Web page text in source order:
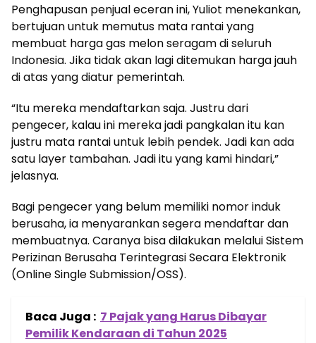
Penghapusan penjual eceran ini, Yuliot menekankan,
bertujuan untuk memutus mata rantai yang
membuat harga gas melon seragam di seluruh
Indonesia. Jika tidak akan lagi ditemukan harga jauh
di atas yang diatur pemerintah.
“Itu mereka mendaftarkan saja. Justru dari
pengecer, kalau ini mereka jadi pangkalan itu kan
justru mata rantai untuk lebih pendek. Jadi kan ada
satu layer tambahan. Jadi itu yang kami hindari,”
jelasnya.
Bagi pengecer yang belum memiliki nomor induk
berusaha, ia menyarankan segera mendaftar dan
membuatnya. Caranya bisa dilakukan melalui Sistem
Perizinan Berusaha Terintegrasi Secara Elektronik
(Online Single Submission/OSS).
Baca Juga : 7 Pajak yang Harus Dibayar
Pemilik Kendaraan di Tahun 2025